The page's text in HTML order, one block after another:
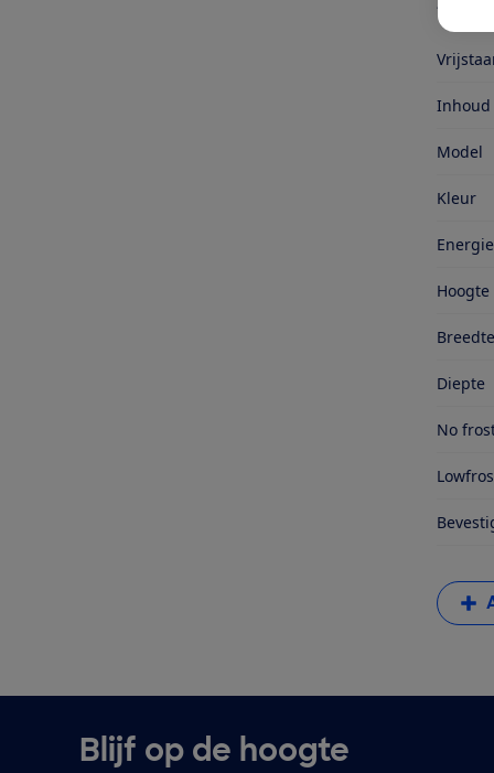
Inhoud
Model
Kleur
Hoogte
Breedte
Diepte
No
Blijf op de hoogte